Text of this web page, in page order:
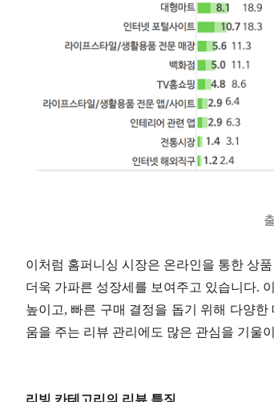
이처럼 홈퍼니싱 시장은 온라인을 통한 상
더욱 가파른 성장세를 보여주고 있습니다.
높이고, 빠른 구매 결정을 돕기 위해 다양
움을 주는 리뷰 관리에도 많은 관심을 기울
리빙 카테고리의 리뷰 특징